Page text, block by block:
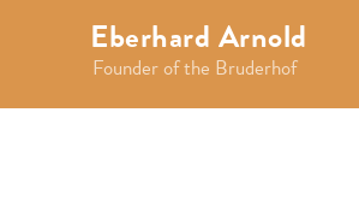
Eberhard Arnold
Founder of the Bruderhof